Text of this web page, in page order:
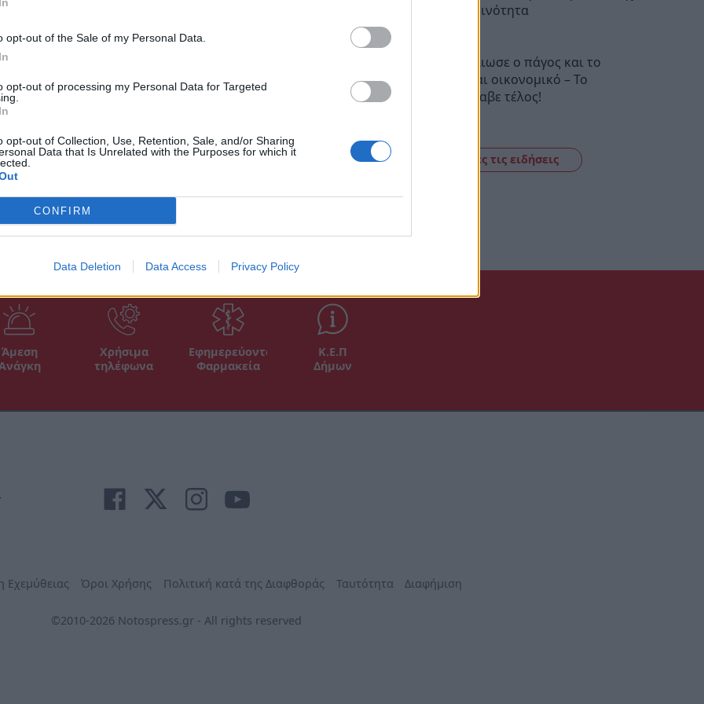
opt-out of the Sale of my Personal Data.
opt-out of processing my Personal Data for Targeted
opt-out of Collection, Use, Retention, Sale, and/or Sharing
Data that Is Unrelated with the Purposes for which it
CONFIRM
Data Deletion Data Access Privacy Policy
στο Νέο Αρχαιολογικό Μουσείο
στην διάνοιξη της Λυκούργου προς
Πολιτισμού, στη διαμόρφωση της
ανάπλαση της Δημοτικής Λαϊκής
ακόμα επιλογής «Άλλο».
την καθημερινότητα
Μυστράς: Έλιωσε ο πάγος και το
έγκλημα είναι οικονομικό – Το
ρεπορτάζ έλαβε τέλος!
Δείτε όλες τις ειδήσεις
Άμεση
Χρήσιμα
τηλέφωνα
Εφημερεύοντα
Φαρμακεία
Κ.Ε.Π
Δήμων
Εχεμύθειας Όροι Χρήσης Πολιτική κατά της Διαφθοράς Ταυτότητα Διαφήμιση
©2010-2026 Notospress.gr - All rights reserved